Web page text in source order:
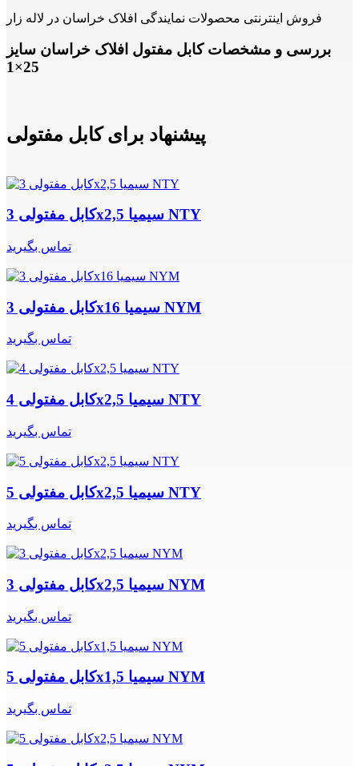
فروش اینترنتی محصولات نمایندگی افلاک خراسان در لاله زار
بررسی و مشخصات کابل مفتول افلاک خراسان سایز
25×1
پیشنهاد برای کابل مفتولی
کابل مفتولی 3x2,5 سیمیا NTY
تماس بگیرید
کابل مفتولی 3x16 سیمیا NYM
تماس بگیرید
کابل مفتولی 4x2,5 سیمیا NTY
تماس بگیرید
کابل مفتولی 5x2,5 سیمیا NTY
تماس بگیرید
کابل مفتولی 3x2,5 سیمیا NYM
تماس بگیرید
کابل مفتولی 5x1,5 سیمیا NYM
تماس بگیرید